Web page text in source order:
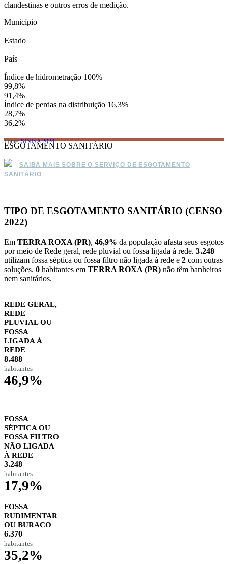
clandestinas e outros erros de medição.
Município
Estado
País
Índice de hidrometração 100%
99,8%
91,4%
Índice de perdas na distribuição 16,3%
28,7%
36,2%
Fonte:SINISA 2024
ESGOTAMENTO SANITÁRIO
SAIBA MAIS SOBRE O SERVIÇO DE ESGOTAMENTO
SANITÁRIO
TIPO DE ESGOTAMENTO SANITÁRIO (CENSO
2022)
Em TERRA ROXA (PR), 46,9% da população afasta seus esgotos
por meio de Rede geral, rede pluvial ou fossa ligada à rede. 3.248
utilizam fossa séptica ou fossa filtro não ligada à rede e 2 com outras
soluções. 0 habitantes em TERRA ROXA (PR) não têm banheiros
nem sanitários.
REDE GERAL,
REDE
PLUVIAL OU
FOSSA
LIGADA À
REDE
8.488
habitantes
46,9%
FOSSA
SÉPTICA OU
FOSSA FILTRO
NÃO LIGADA
À REDE
3.248
habitantes
17,9%
FOSSA
RUDIMENTAR
OU BURACO
6.370
habitantes
35,2%